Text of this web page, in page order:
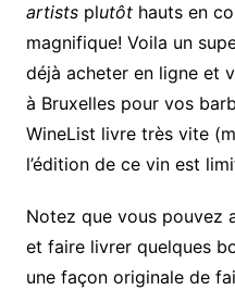
artistsplutôthauts en
magnifique! Voila un
déjà acheter en ligne et
à Bruxelles pour vos
WineList livre très vite
l’édition de ce vin est
Notez que vous pouvez
et faire livrer quelques
une façon originale de